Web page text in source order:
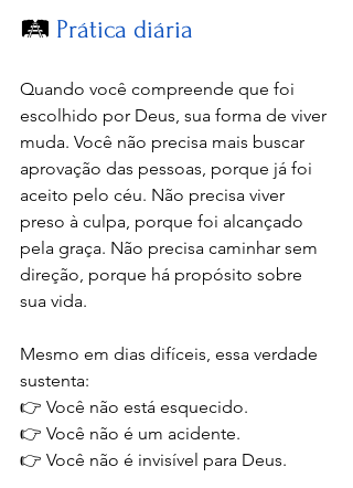
🛤️ Prática diária
Quando você compreende que foi
escolhido por Deus, sua forma de viver
muda. Você não precisa mais buscar
aprovação das pessoas, porque já foi
aceito pelo céu. Não precisa viver
preso à culpa, porque foi alcançado
pela graça. Não precisa caminhar sem
direção, porque há propósito sobre
sua vida.
Mesmo em dias difíceis, essa verdade
sustenta:
👉 Você não está esquecido.
👉 Você não é um acidente.
👉 Você não é invisível para Deus.